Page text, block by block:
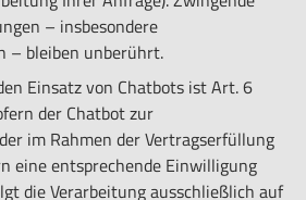
– insbesondere
– bleiben unberührt.
Einsatz von Chatbots ist Art. 6
der Chatbot zur
im Rahmen der Vertragserfüllung
eine entsprechende Einwilligung
die Verarbeitung ausschließlich auf